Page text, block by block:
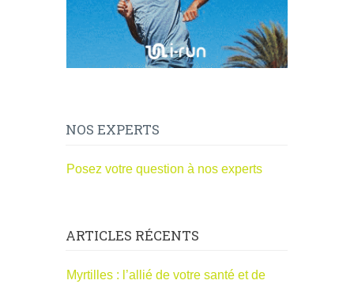
NOS EXPERTS
Posez votre question à nos experts
ARTICLES RÉCENTS
Myrtilles : l’allié de votre santé et de